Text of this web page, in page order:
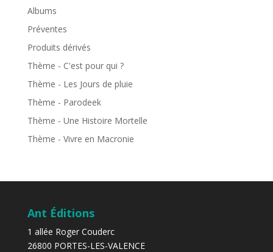
Albums
Préventes
Produits dérivés
Thème - C'est pour qui ?
Thème - Les Jours de pluie
Thème - Parodeek
Thème - Une Histoire Mortelle
Thème - Vivre en Macronie
Ant Éditions
1 allée Roger Couderc
26800 PORTES-LES-VALENCE